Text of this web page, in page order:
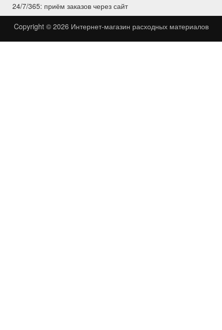
24/7/365: приём заказов через сайт
Copyright © 2026 Интернет-магазин расходных материалов